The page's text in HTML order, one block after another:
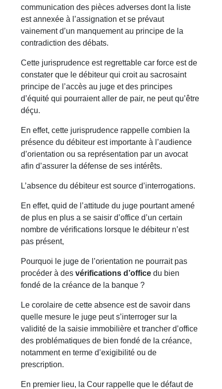
communication des pièces adverses dont la liste
est annexée à l’assignation et se prévaut
vainement d’un manquement au principe de la
contradiction des débats.
Cette jurisprudence est regrettable car force est de
constater que le débiteur qui croit au sacrosaint
principe de l’accès au juge et des principes
d’équité qui pourraient aller de pair, ne peut qu’être
déçu.
En effet, cette jurisprudence rappelle combien la
présence du débiteur est importante à l’audience
d’orientation ou sa représentation par un avocat
afin d’assurer la défense de ses intérêts.
L’absence du débiteur est source d’interrogations.
En effet, quid de l’attitude du juge pourtant amené
de plus en plus a se saisir d’office d’un certain
nombre de vérifications lorsque le débiteur n’est
pas présent,
Pourquoi le juge de l’orientation ne pourrait pas
procéder à desvérifications d’office du bien
fondé de la créance de la banque ?
Le corolaire de cette absence est de savoir dans
quelle mesure le juge peut s’interroger sur la
validité de la saisie immobilière et trancher d’office
des problématiques de bien fondé de la créance,
notamment en terme d’exigibilité ou de
prescription.
En premier lieu, la Cour rappelle que le défaut de